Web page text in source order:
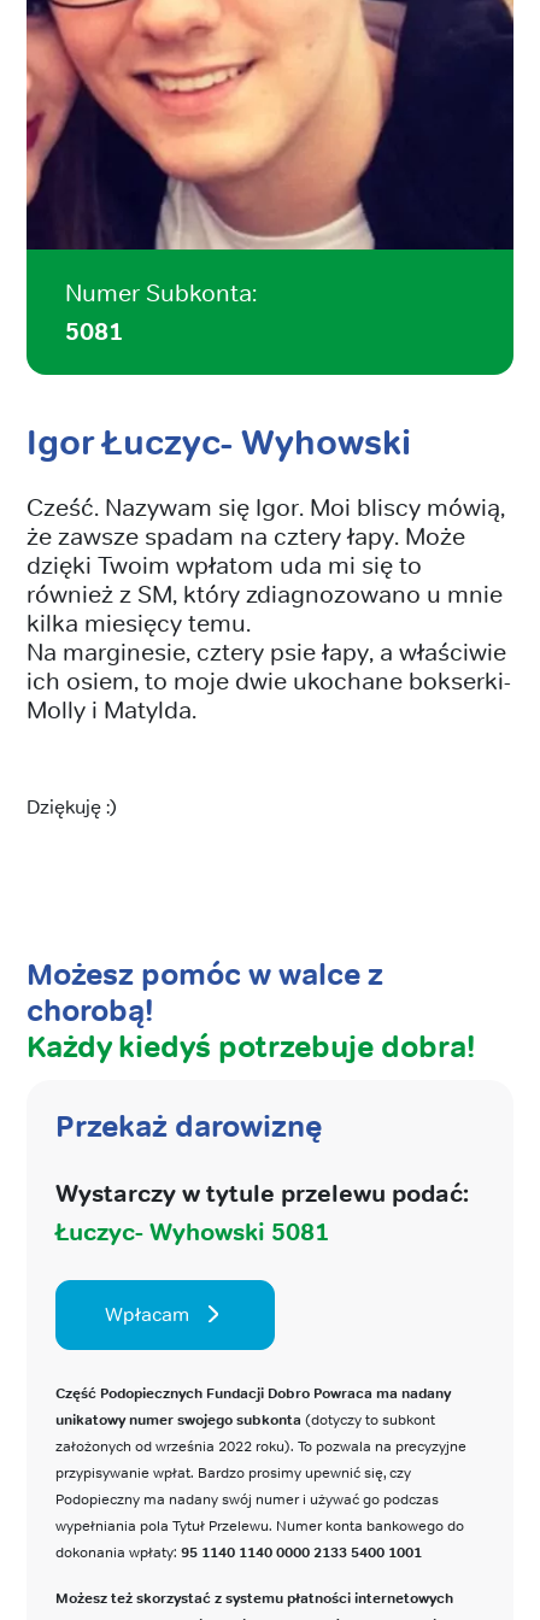
Numer Subkonta:
5081
Igor Łuczyc- Wyhowski
Cześć. Nazywam się Igor. Moi bliscy mówią,
że zawsze spadam na cztery łapy. Może
dzięki Twoim wpłatom uda mi się to
również z SM, który zdiagnozowano u mnie
kilka miesięcy temu.
Na marginesie, cztery psie łapy, a właściwie
ich osiem, to moje dwie ukochane bokserki-
Molly i Matylda.
Dziękuję :)
Możesz pomóc w walce z
chorobą!
Każdy kiedyś potrzebuje dobra!
Przekaż darowiznę
Wystarczy w tytule przelewu podać:
Łuczyc- Wyhowski 5081
Wpłacam
Część Podopiecznych Fundacji Dobro Powraca ma nadany
unikatowy numer swojego subkonta (dotyczy to subkont
założonych od września 2022 roku). To pozwala na precyzyjne
przypisywanie wpłat. Bardzo prosimy upewnić się, czy
Podopieczny ma nadany swój numer i używać go podczas
wypełniania pola Tytuł Przelewu. Numer konta bankowego do
dokonania wpłaty: 95 1140 1140 0000 2133 5400 1001
Możesz też skorzystać z systemu płatności internetowych